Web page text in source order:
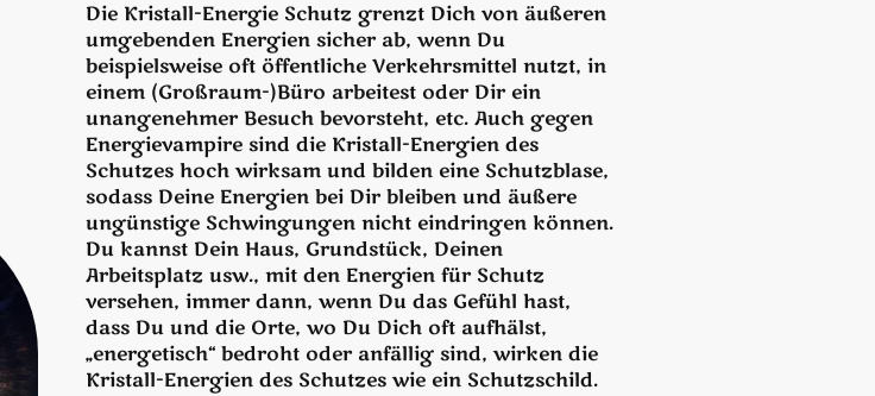
Die Kristall-Energie Schutz grenzt Dich von äußeren
umgebenden Energien sicher ab, wenn Du
beispielsweise oft öffentliche Verkehrsmittel nutzt, in
einem (Großraum-)Büro arbeitest oder Dir ein
unangenehmer Besuch bevorsteht, etc. Auch gegen
Energievampire sind die Kristall-Energien des
Schutzes hoch wirksam und bilden eine Schutzblase,
sodass Deine Energien bei Dir bleiben und äußere
ungünstige Schwingungen nicht eindringen können.
Du kannst Dein Haus, Grundstück, Deinen
Arbeitsplatz usw., mit den Energien für Schutz
versehen, immer dann, wenn Du das Gefühl hast,
dass Du und die Orte, wo Du Dich oft aufhälst,
„energetisch“ bedroht oder anfällig sind, wirken die
Kristall-Energien des Schutzes wie ein Schutzschild.